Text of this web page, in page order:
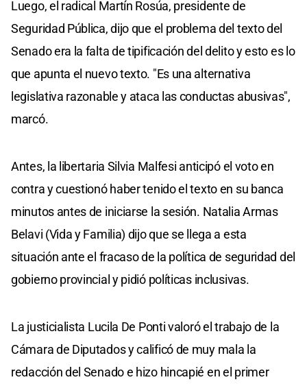
Luego, el radical Martín Rosúa, presidente de
Seguridad Pública, dijo que el problema del texto del
Senado era la falta de tipificación del delito y esto es lo
que apunta el nuevo texto. "Es una alternativa
legislativa razonable y ataca las conductas abusivas",
marcó.
Antes, la libertaria Silvia Malfesi anticipó el voto en
contra y cuestionó haber tenido el texto en su banca
minutos antes de iniciarse la sesión. Natalia Armas
Belavi (Vida y Familia) dijo que se llega a esta
situación ante el fracaso de la política de seguridad del
gobierno provincial y pidió políticas inclusivas.
La justicialista Lucila De Ponti valoró el trabajo de la
Cámara de Diputados y calificó de muy mala la
redacción del Senado e hizo hincapié en el primer